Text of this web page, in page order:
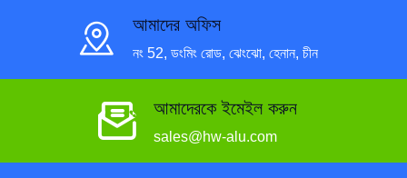
আমাদের অফিস
নং 52, ডংমিং রোড, ঝেংঝো, হেনান, চীন
আমাদেরকে ইমেইল করুন
sales@hw-alu.com